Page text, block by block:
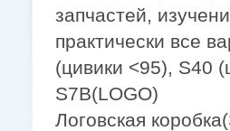
запчастей,
практически все
(цивики <95), S40
S7B(LOGO)
Логовская